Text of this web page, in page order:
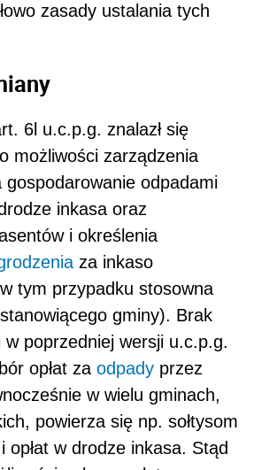
zasady ustalania tych
6l u.c.p.g. znalazł się
możliwości zarządzenia
gospodarowanie odpadami
inkasa oraz
i określenia
za inkaso
tym przypadku stosowna
gminy). Brak
poprzedniej wersji u.c.p.g.
opłat za odpady przez
w wielu gminach,
powierza się np. sołtysom
opłat w drodze inkasa. Stąd